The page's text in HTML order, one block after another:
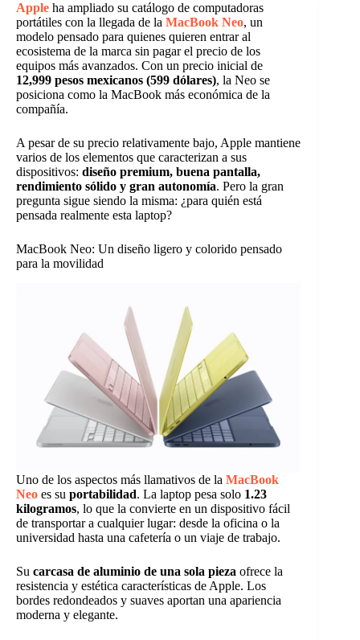
Apple ha ampliado su catálogo de computadoras
portátiles con la llegada de la MacBook Neo, un
modelo pensado para quienes quieren entrar al
ecosistema de la marca sin pagar el precio de los
equipos más avanzados. Con un precio inicial de
12,999 pesos mexicanos (599 dólares), la Neo se
posiciona como la MacBook más económica de la
compañía.
A pesar de su precio relativamente bajo, Apple mantiene
varios de los elementos que caracterizan a sus
dispositivos: diseño premium, buena pantalla,
rendimiento sólido y gran autonomía. Pero la gran
pregunta sigue siendo la misma: ¿para quién está
pensada realmente esta laptop?
MacBook Neo: Un diseño ligero y colorido pensado
para la movilidad
Uno de los aspectos más llamativos de la MacBook
Neo es su portabilidad. La laptop pesa solo 1.23
kilogramos, lo que la convierte en un dispositivo fácil
de transportar a cualquier lugar: desde la oficina o la
universidad hasta una cafetería o un viaje de trabajo.
Su carcasa de aluminio de una sola pieza ofrece la
resistencia y estética características de Apple. Los
bordes redondeados y suaves aportan una apariencia
moderna y elegante.